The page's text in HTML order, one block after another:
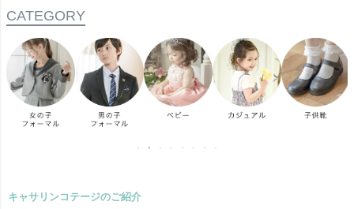
CATEGORY
キャサリンコテージのご紹介